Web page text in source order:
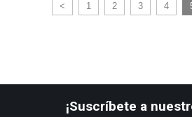
< 1 2 3 4
¡Suscríbete a